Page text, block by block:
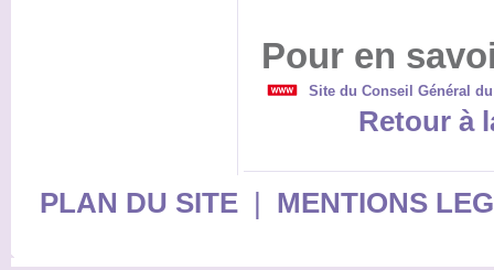
Pour en
Site du Conseil Général du
Retour à
PLAN DU SITE| MENTIONS